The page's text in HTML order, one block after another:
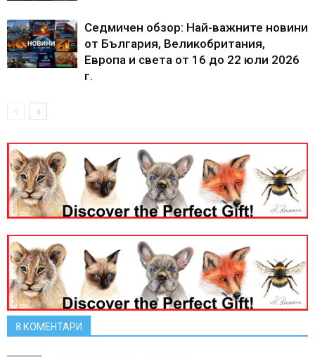
Седмичен обзор: Най-важните новини
от България, Великобритания,
Европа и света от 16 до 22 юли 2026
г.
8 КОМЕНТАРИ